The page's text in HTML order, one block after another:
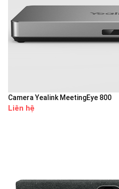
Camera Yealink MeetingEye 800
Liên hệ